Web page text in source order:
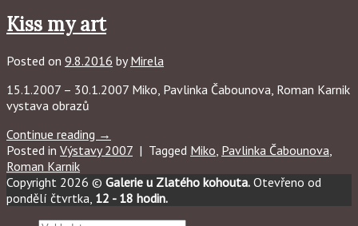
Kiss my art
Posted on 9.8.2016 byMirela
15.1.2007 – 30.1.2007 Miko, Pavlinka Čabounova, Roman Karnik
vystava obrazů
Continue reading →
Posted in Výstavy 2007 | Tagged Miko Pavlinka Čabounova
Roman Karnik
Copyright 2026 © Galerie u Zlatého kohouta. Otevřeno od
pondělí čtvrtka, 12 - 18 hodin.